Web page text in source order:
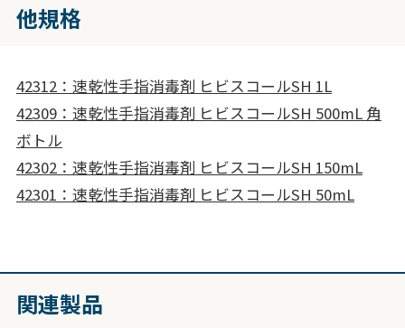
他規格
42312：速乾性手指消毒剤 ヒビスコールSH 1L
42309：速乾性手指消毒剤 ヒビスコールSH 500mL 角
ボトル
42302：速乾性手指消毒剤 ヒビスコールSH 150mL
42301：速乾性手指消毒剤 ヒビスコールSH 50mL
関連製品